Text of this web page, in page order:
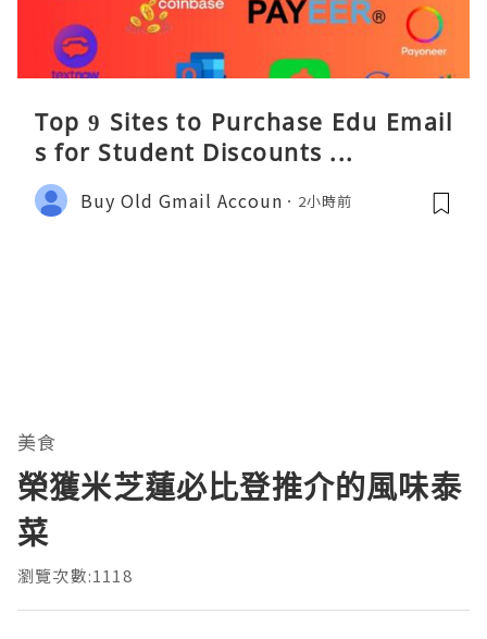
Top 9 Sites to Purchase Edu Email
s for Student Discounts ...
Buy Old Gmail Accoun 2小時前
美食
榮獲米芝蓮必比登推介的風味泰
菜
瀏覽次數:1118